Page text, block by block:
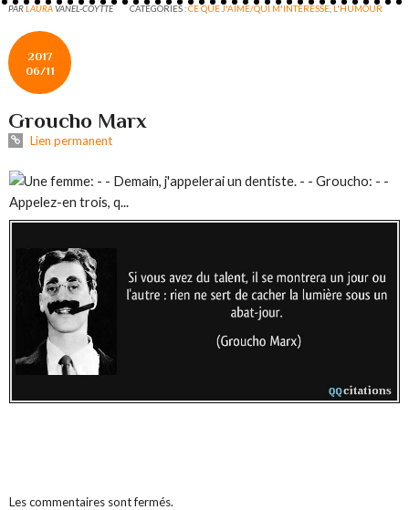
PARLAURAVANEL-COYTTE CATÉGORIES :CE QUE J'AIME/QUI M'INTERESSE,L'HUMOUR
2017
06/11
Groucho Marx
Lien permanent
Les commentaires sont fermés.